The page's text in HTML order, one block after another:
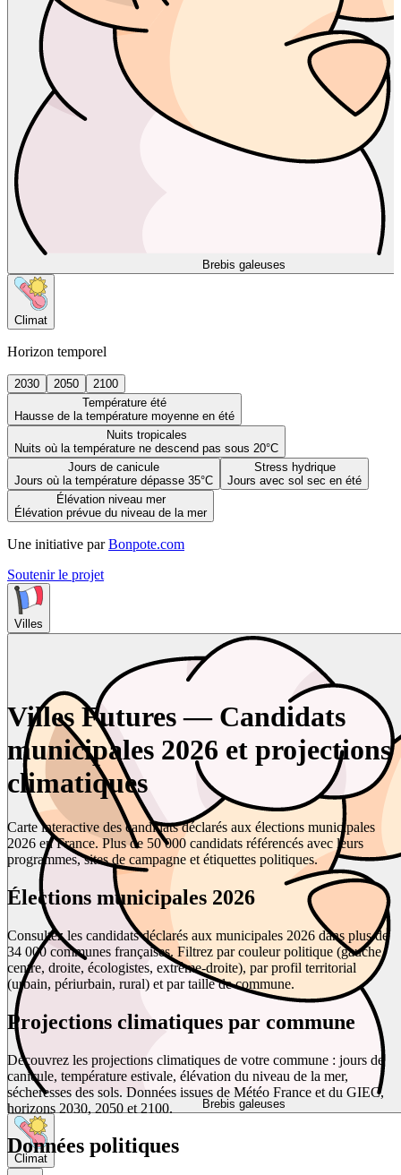
Brebis galeuses
Climat
Horizon temporel
2030 2050
2100
Température été
Hausse de la température moyenne en été
Nuits tropicales
Nuits où la température ne descend pas sous 20°C
Jours de canicule
Jours où la température dépasse 35°C
Stress hydrique
Jours avec sol sec en été
Élévation niveau mer
Élévation prévue du niveau de la mer
Une initiative par Bonpote.com
Soutenir le projet
Villes
Brebis galeuses
Climat
Villes Futures — Candidats
municipales 2026 et projections
climatiques
Carte interactive des candidats déclarés aux élections municipales
2026 en France. Plus de 50 000 candidats référencés avec leurs
programmes, sites de campagne et étiquettes politiques.
Élections municipales 2026
Consultez les candidats déclarés aux municipales 2026 dans plus de
34 000 communes françaises. Filtrez par couleur politique (gauche,
centre, droite, écologistes, extrême-droite), par profil territorial
(urbain, périurbain, rural) et par taille de commune.
Projections climatiques par commune
Découvrez les projections climatiques de votre commune : jours de
canicule, température estivale, élévation du niveau de la mer,
sécheresses des sols. Données issues de Météo France et du GIEC,
horizons 2030, 2050 et 2100.
Données politiques